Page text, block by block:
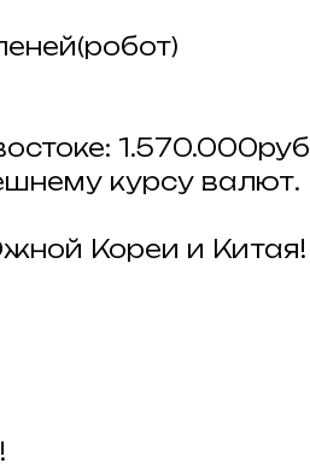
1.570.000руб
курсу валют.
Кореи и Китая!